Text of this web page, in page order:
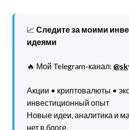
📈 Следите за моими
идеями
🔥 Мой Telegram-канал:
Акции • криптовалюты •
инвестиционный опыт
Новые идеи, аналитика и
нет в блоге.